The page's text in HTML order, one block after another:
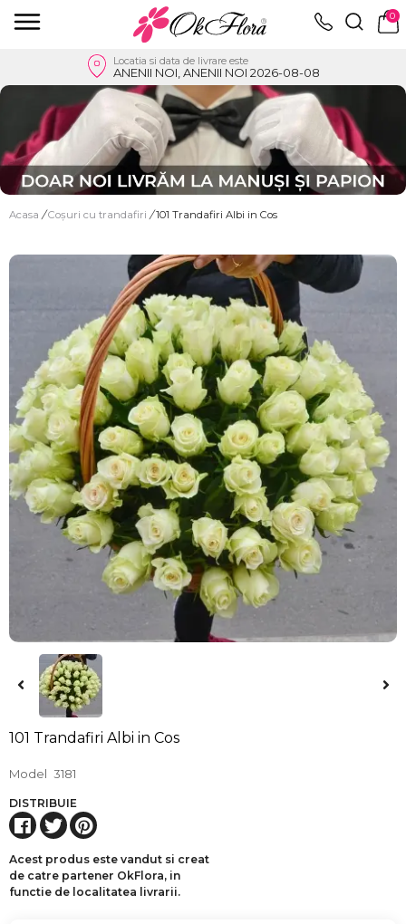
0
Locatia si data de livrare este
ANENII NOI, ANENII NOI 2026-08-08
Acasa / Coșuri cu trandafiri / 101 Trandafiri Albi in Cos
101 Trandafiri Albi in Cos
Model 3181
DISTRIBUIE
Acest produs este vandut si creat
de catre partener OkFlora, in
functie de localitatea livrarii.